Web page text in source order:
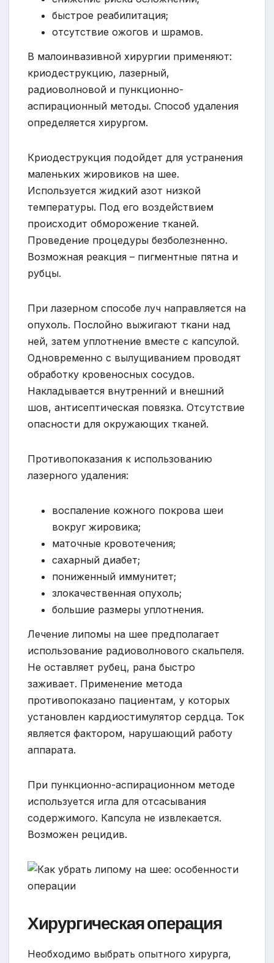
быстрое реабилитация;
отсутствие ожогов и шрамов.
В малоинвазивной хирургии применяют:
криодеструкцию, лазерный,
радиоволновой и пункционно-
аспирационный методы. Способ удаления
определяется хирургом.
Криодеструкция подойдет для устранения
маленьких жировиков на шее.
Используется жидкий азот низкой
температуры. Под его воздействием
происходит обморожение тканей.
Проведение процедуры безболезненно.
Возможная реакция – пигментные пятна и
рубцы.
При лазерном способе луч направляется на
опухоль. Послойно выжигают ткани над
ней, затем уплотнение вместе с капсулой.
Одновременно с вылущиванием проводят
обработку кровеносных сосудов.
Накладывается внутренний и внешний
шов, антисептическая повязка. Отсутствие
опасности для окружающих тканей.
Противопоказания к использованию
лазерного удаления:
воспаление кожного покрова шеи
вокруг жировика;
маточные кровотечения;
сахарный диабет;
пониженный иммунитет;
злокачественная опухоль;
большие размеры уплотнения.
Лечение липомы на шее предполагает
использование радиоволнового скальпеля.
Не оставляет рубец, рана быстро
заживает. Применение метода
противопоказано пациентам, у которых
установлен кардиостимулятор сердца. Ток
является фактором, нарушающий работу
аппарата.
При пункционно-аспирационном методе
используется игла для отсасывания
содержимого. Капсула не извлекается.
Возможен рецидив.
Хирургическая операция
Необходимо выбрать опытного хирурга,